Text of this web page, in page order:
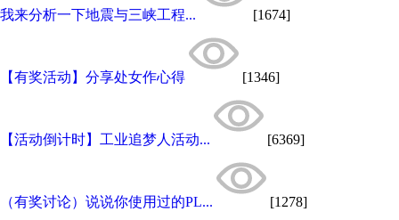
我来分析一下地震与三峡工程... [1674]
【有奖活动】分享处女作心得 [1346]
【活动倒计时】工业追梦人活动... [6369]
（有奖讨论）说说你使用过的PL... [1278]